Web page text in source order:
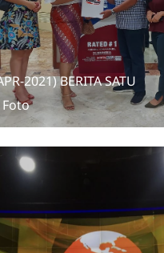
2021) BERITA SATU
Foto